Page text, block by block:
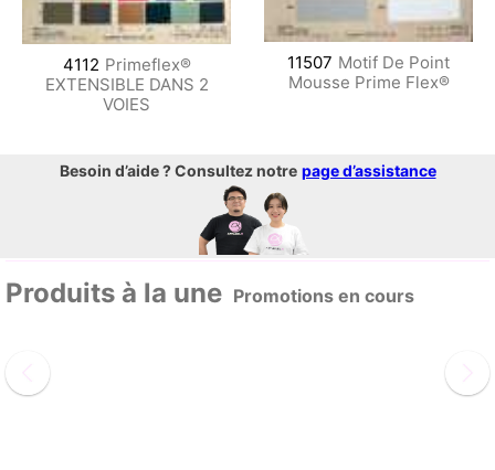
4112 Primeflex®
EXTENSIBLE DANS 2
VOIES
11507 Motif De Point
Mousse Prime Flex®
Besoin d’aide ? Consultez notre page d’assistance
Produits à la une Promotions en cours